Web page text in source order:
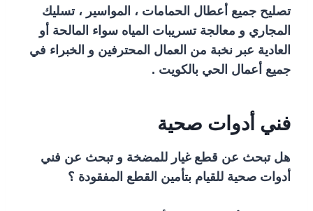
تصليح جميع أعطال الحمامات ، المواسير ، تسليك
المجاري و معالجة تسريبات المياه سواء المالحة أو
العادية عبر نخبة من العمال المحترفين و الخبراء في
جميع أعمال الحي بالكويت .
فني أدوات صحية
هل تبحث عن قطع غيار للمضخة و تبحث عن فني
أدوات صحية للقيام بتأمين القطع المفقودة ؟